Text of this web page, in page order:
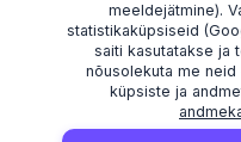
AVASTAMA
meeldejätmine).
statistikaküpsiseid
saiti kasutatakse ja
nõusolekuta me neid
küpsiste ja